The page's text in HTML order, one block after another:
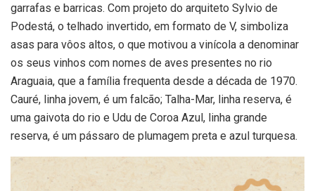
garrafas e barricas. Com projeto do arquiteto Sylvio de
Podestá, o telhado invertido, em formato de V, simboliza
asas para vôos altos, o que motivou a vinícola a denominar
os seus vinhos com nomes de aves presentes no rio
Araguaia, que a família frequenta desde a década de 1970.
Cauré, linha jovem, é um falcão; Talha-Mar, linha reserva, é
uma gaivota do rio e Udu de Coroa Azul, linha grande
reserva, é um pássaro de plumagem preta e azul turquesa.